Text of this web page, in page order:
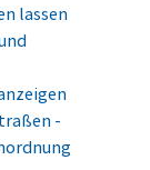
lassen
-